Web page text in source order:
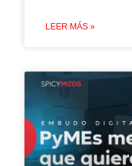
LEER MÁS »